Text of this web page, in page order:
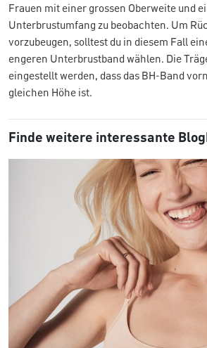
Frauen mit einer grossen Oberweite und
Unterbrustumfang zu beobachten. Um
vorzubeugen, solltest du in diesem Fall
engeren Unterbrustband wählen. Die
eingestellt werden, dass das BH-Band
gleichen Höhe ist.
Finde weitere interessante